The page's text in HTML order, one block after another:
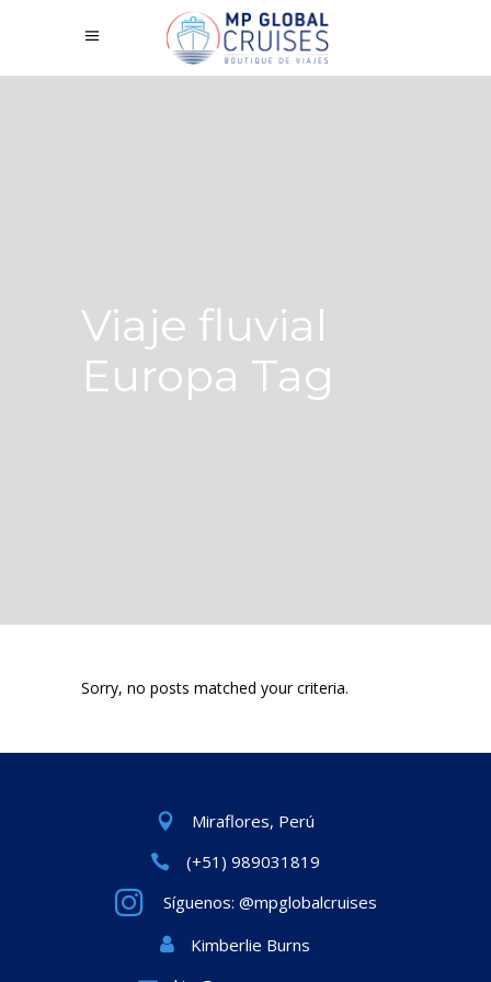
Viaje fluvial
Europa Tag
Sorry, no posts matched your criteria.
Miraflores, Perú
(+51) 989031819
Síguenos: @mpglobalcruises
Kimberlie Burns